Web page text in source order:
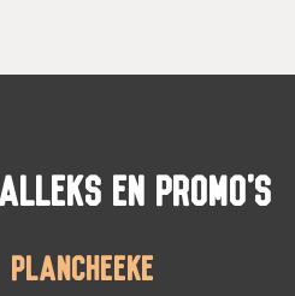
en promo's
Plancheeke